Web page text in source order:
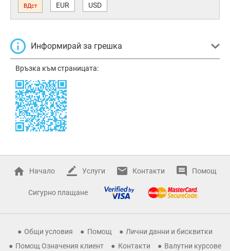
ВДст EUR USD
Информирай за грешка
Връзка към страницата:
Начало Услуги Контакти Помощ
Сигурно плащане
Общи условия Помощ
Лични данни и бисквитки
Помощ Означения клиент
Контакти Валутни курсове